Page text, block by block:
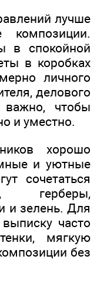
лучше
композиции.
в спокойной
в коробках
личного
делового
важно, чтобы
и уместно.
хорошо
и уютные
сочетаться
герберы,
и зелень. Для
часто
мягкую
без